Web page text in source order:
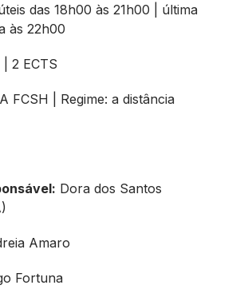
das 18h00 às 21h00 | última
às 22h00
| 2 ECTS
FCSH | Regime: a distância
Dora dos Santos
Amaro
Fortuna